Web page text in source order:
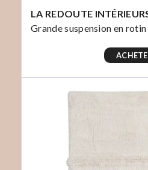
LA REDOUTE
Grande suspension en